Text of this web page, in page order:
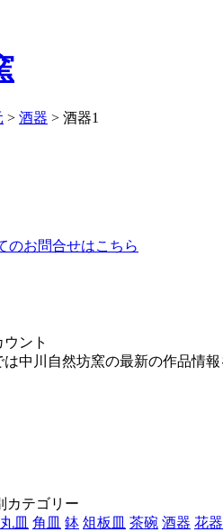
> 酒器 > 酒器1
のお問合せはこちら
ント
中川自然坊窯の最新の作品情報
テゴリー
丸皿 角皿 鉢 俎板皿 茶碗 酒器 花器